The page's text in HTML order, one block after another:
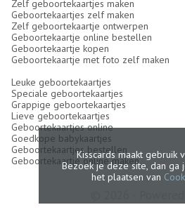
Zelf geboortekaartjes maken
Geboortekaartjes zelf maken
Zelf geboortekaartje ontwerpen
Geboortekaartje online bestellen
Geboortekaartje kopen
Geboortekaartje met foto zelf maken
Leuke geboortekaartjes
Speciale geboortekaartjes
Grappige geboortekaartjes
Lieve geboortekaartjes
Geboortekaartjes online
Goedkope babykaartjes
Geboortekaartjes bestellen
Geboortekaartje online maken
Kisscards maakt gebruik
Bezoek je deze site, dan ga
het plaatsen van